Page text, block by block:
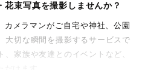
花束写真を撮影しませんか？
メラマンがご自宅や神社、公園
大切な瞬間を撮影するサービスで
家族や友達とのイベントなど、